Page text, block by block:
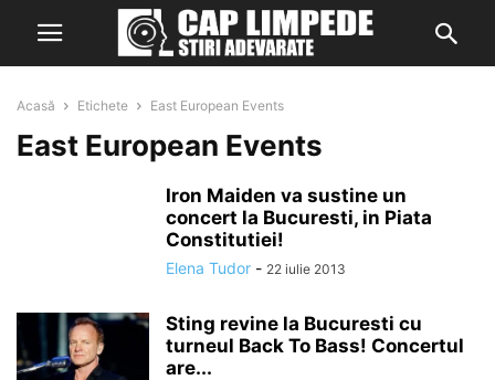
Acasă Etichete East European Events
East European Events
Iron Maiden va sustine un
concert la Bucuresti, in Piata
Constitutiei!
Elena Tudor - 22 iulie 2013
Sting revine la Bucuresti cu
turneul Back To Bass! Concertul
are...